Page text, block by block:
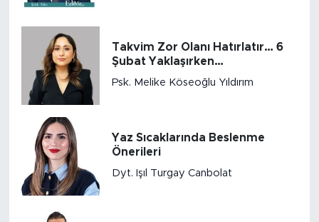
Takvim Zor Olanı Hatırlatır… 6
Şubat Yaklaşırken…
Psk. Melike Köseoğlu Yıldırım
Yaz Sıcaklarında Beslenme
Önerileri
Dyt. Işıl Turgay Canbolat